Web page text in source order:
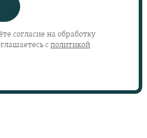
согласие на обработку
с политикой